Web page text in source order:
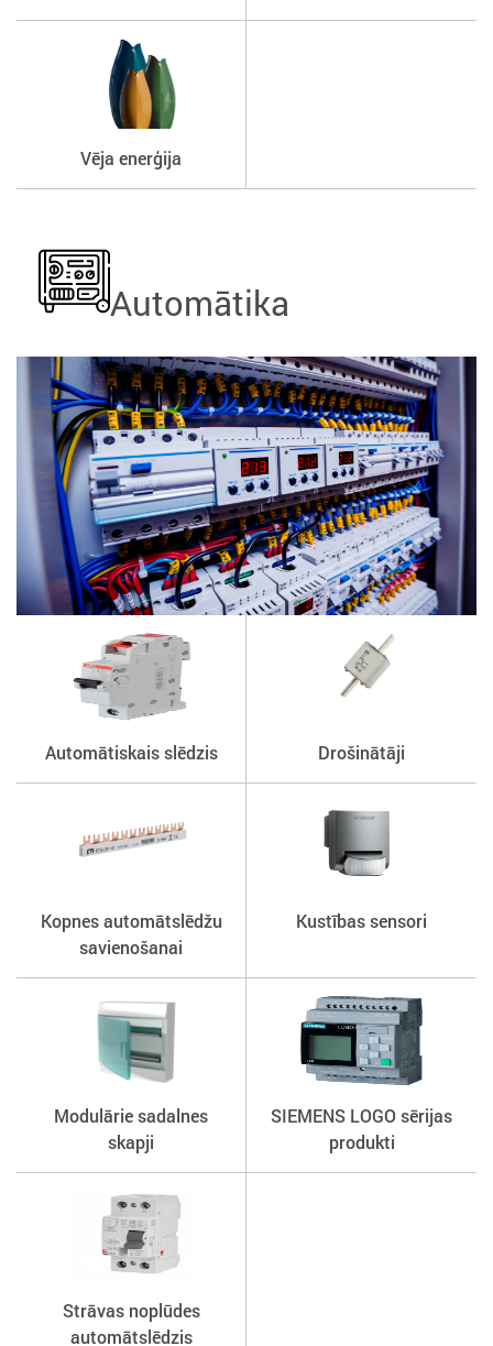
Vēja enerģija
Automātika
Automātiskais slēdzis Drošinātāji
Kopnes automātslēdžu
savienošanai
Kustības sensori
Modulārie sadalnes
skapji
SIEMENS LOGO sērijas
produkti
Strāvas noplūdes
automātslēdzis